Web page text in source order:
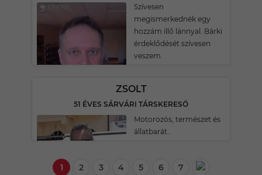
Szívesen
megismerkednék egy
hozzám illő lánnyal. Bárki
érdeklődését szívesen
veszem.
ZSOLT
51 ÉVES SÁRVÁRI TÁRSKERESŐ
Motorozós, természet és
állatbarát..
1 2 3 4 5 6 7